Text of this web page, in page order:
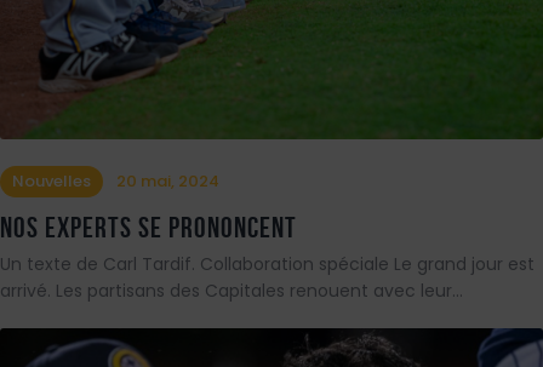
Nouvelles 20 mai, 2024
Nos experts se prononcent
Un texte de Carl Tardif. Collaboration spéciale Le grand jour est
arrivé. Les partisans des Capitales renouent avec leur…